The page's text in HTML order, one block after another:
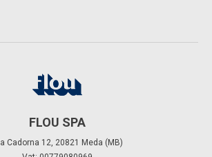
FLOU SPA
Cadorna 12, 20821 Meda (MB)